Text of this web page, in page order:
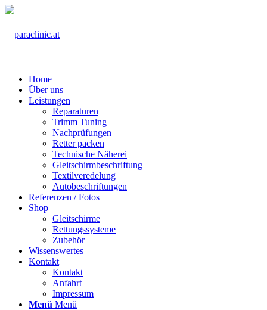
Home
Über uns
Leistungen
Reparaturen
Trimm Tuning
Nachprüfungen
Retter packen
Technische Näherei
Gleitschirmbeschriftung
Textilveredelung
Autobeschriftungen
Referenzen / Fotos
Shop
Gleitschirme
Rettungssysteme
Zubehör
Wissenswertes
Kontakt
Kontakt
Anfahrt
Impressum
Menü Menü